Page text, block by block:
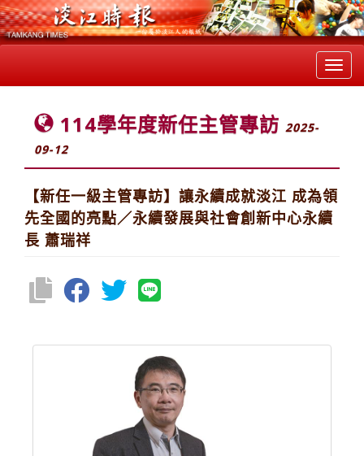
114學年度新任主管專訪 2025-
09-12
【新任一級主管專訪】讓永續成就淡江 成為領
先全國的亮點／永續發展與社會創新中心永續
長 蕭瑞祥